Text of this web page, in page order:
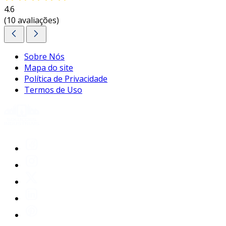
4.6
(10 avaliações)
Sobre Nós
Mapa do site
Política de Privacidade
Termos de Uso